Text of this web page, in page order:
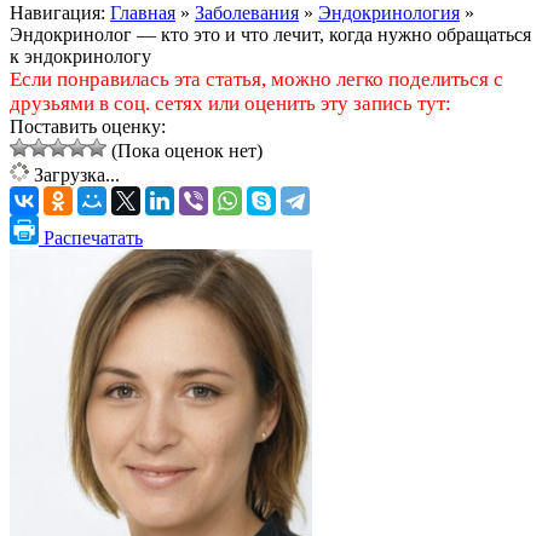
Навигация: Главная » Заболевания » Эндокринология »
Эндокринолог — кто это и что лечит, когда нужно обращаться
к эндокринологу
Если понравилась эта статья, можно легко поделиться с
друзьями в соц. сетях или оценить эту запись тут:
Поставить оценку:
(Пока оценок нет)
Загрузка...
Распечатать